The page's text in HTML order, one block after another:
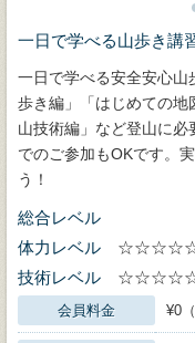
一日で学べる山歩き講
一日で学べる安全安心山
歩き編」「はじめての地
山技術編」など登山に
でのご参加もOKです。
う！
総合レベル
体力レベル
技術レベル
会員料金 ¥0